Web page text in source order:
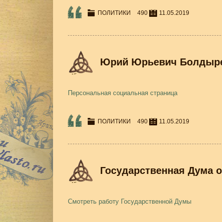
ПОЛИТИКИ 490 11.05.2019
Юрий Юрьевич
Персональная социальная страница
ПОЛИТИКИ 490 11.05.2019
Государственная Дума
Смотреть работу Государственной Думы